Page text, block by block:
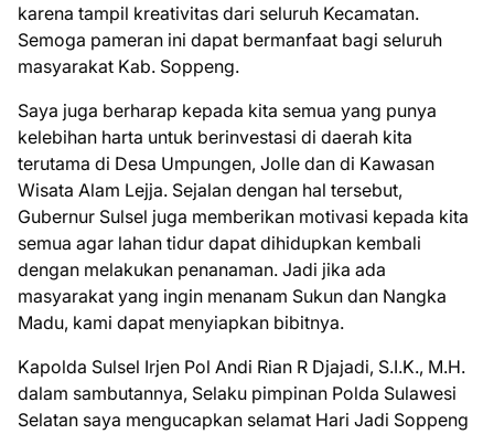
karena tampil kreativitas dari seluruh Kecamatan.
Semoga pameran ini dapat bermanfaat bagi seluruh
masyarakat Kab. Soppeng.
Saya juga berharap kepada kita semua yang punya
kelebihan harta untuk berinvestasi di daerah kita
terutama di Desa Umpungen, Jolle dan di Kawasan
Wisata Alam Lejja. Sejalan dengan hal tersebut,
Gubernur Sulsel juga memberikan motivasi kepada kita
semua agar lahan tidur dapat dihidupkan kembali
dengan melakukan penanaman. Jadi jika ada
masyarakat yang ingin menanam Sukun dan Nangka
Madu, kami dapat menyiapkan bibitnya.
Kapolda Sulsel Irjen Pol Andi Rian R Djajadi, S.I.K., M.H.
dalam sambutannya, Selaku pimpinan Polda Sulawesi
Selatan saya mengucapkan selamat Hari Jadi Soppeng